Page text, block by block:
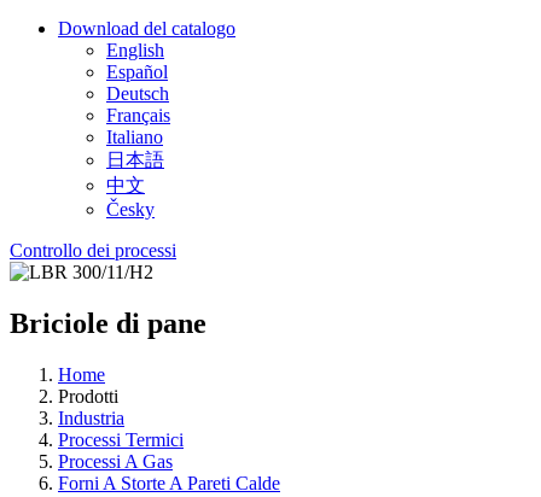
Download del catalogo
English
Español
Deutsch
Français
Italiano
日本語
中文
Česky
Controllo dei processi
Briciole di pane
Home
Prodotti
Industria
Processi Termici
Processi A Gas
Forni A Storte A Pareti Calde